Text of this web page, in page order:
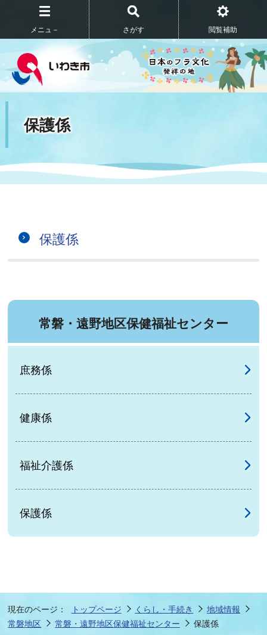
メニュ－ さがす 閲覧補助
保護係
保護係
常磐・遠野地区保健福祉センター
庶務係
健康係
福祉介護係
保護係
現在のページ： トップページ くらし・手続き
地域情報
常磐地区
常磐・遠野地区保健福祉センター 保護係